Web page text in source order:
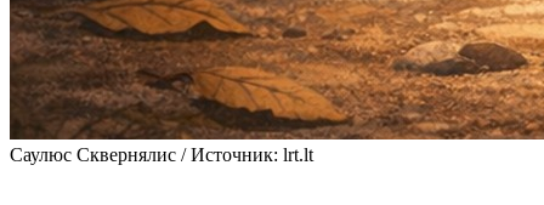
Cаулюс Cквернялис / Источник: lrt.lt